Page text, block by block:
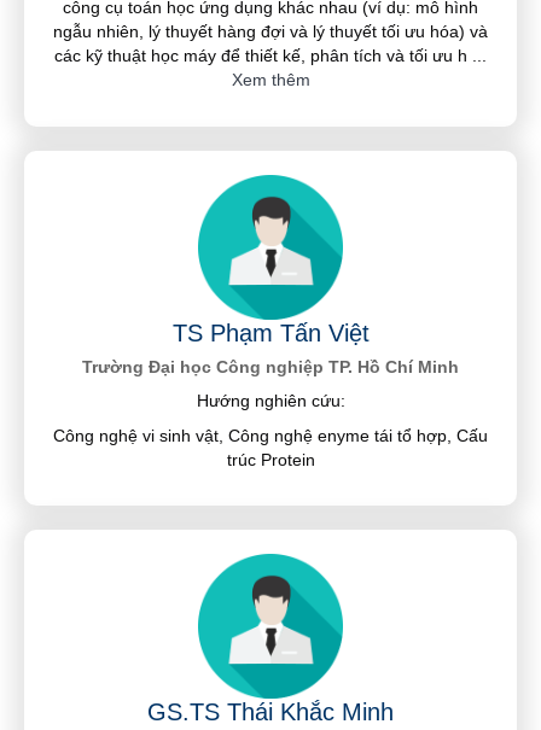
công cụ toán học ứng dụng khác nhau (ví dụ: mô hình
ngẫu nhiên, lý thuyết hàng đợi và lý thuyết tối ưu hóa) và
các kỹ thuật học máy để thiết kế, phân tích và tối ưu h
Xem thêm
TS Phạm Tấn Việt
Trường Đại học Công nghiệp TP. Hồ Chí Minh
Hướng nghiên cứu:
Công nghệ vi sinh vật, Công nghệ enyme tái tổ hợp, Cấu
trúc Protein
GS.TS Thái Khắc Minh